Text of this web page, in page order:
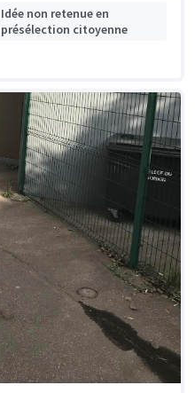
Idée non retenue en
présélection citoyenne